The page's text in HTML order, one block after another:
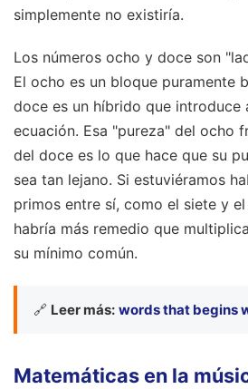
simplemente no existiría.
Los números ocho y doce son
El ocho es un bloque puramente
doce es un híbrido que introduce
ecuación. Esa "pureza" del ocho
del doce es lo que hace que su
sea tan lejano. Si estuviéramos
primos entre sí, como el siete y
habría más remedio que
su mínimo común.
🔗 Leer más: words that begins
Matemáticas en la